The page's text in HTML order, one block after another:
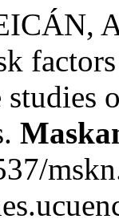
factors
studies